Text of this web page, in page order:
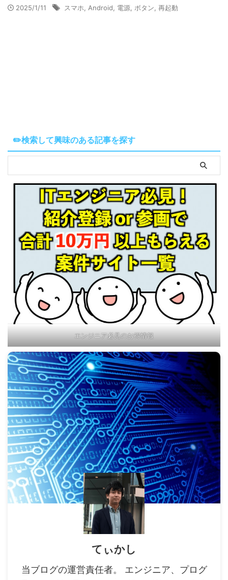
2025/1/11 スマホ Android 電源 ボタン 再起動
✏️検索して興味のある記事を探す
エンジニア必見のお得情報
てぃかし
当ブログの運営責任者。 エンジニア、プログ